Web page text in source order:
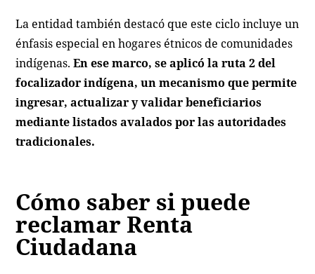
La entidad también destacó que este ciclo incluye un
énfasis especial en hogares étnicos de comunidades
indígenas. En ese marco, se aplicó la ruta 2 del
focalizador indígena, un mecanismo que permite
ingresar, actualizar y validar beneficiarios
mediante listados avalados por las autoridades
tradicionales.
Cómo saber si puede
reclamar Renta
Ciudadana